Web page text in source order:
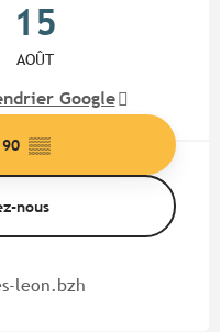
15
AOÛT
Google
▒▒
nous
leon.bzh